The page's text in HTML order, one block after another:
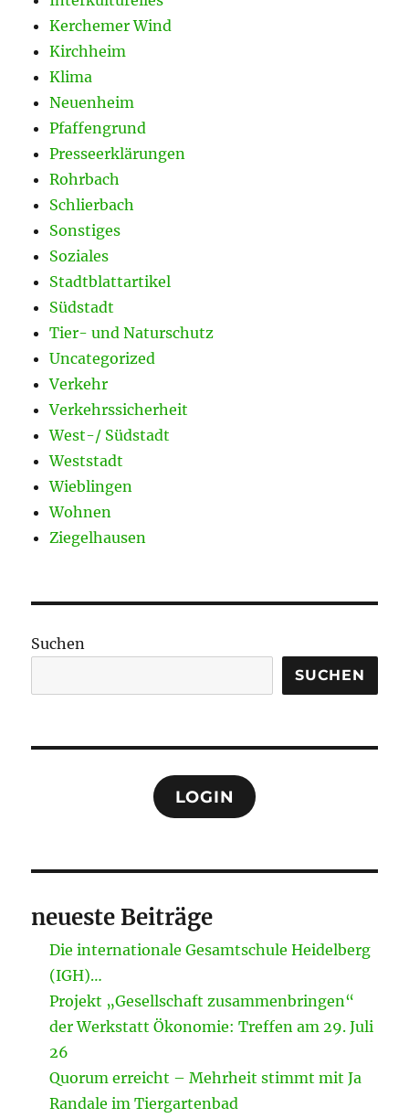
Kerchemer Wind
Kirchheim
Klima
Neuenheim
Pfaffengrund
Presseerklärungen
Rohrbach
Schlierbach
Sonstiges
Soziales
Stadtblattartikel
Südstadt
Tier- und Naturschutz
Uncategorized
Verkehr
Verkehrssicherheit
West-/ Südstadt
Weststadt
Wieblingen
Wohnen
Ziegelhausen
Suchen
SUCHEN
LOGIN
neueste Beiträge
Die internationale Gesamtschule Heidelberg
(IGH)…
Projekt „Gesellschaft zusammenbringen“
der Werkstatt Ökonomie: Treffen am 29. Juli
26
Quorum erreicht – Mehrheit stimmt mit Ja
Randale im Tiergartenbad